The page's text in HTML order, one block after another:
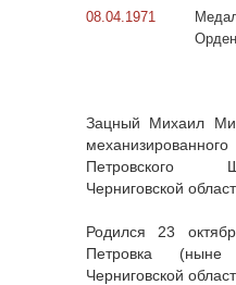
08.04.1971
Зацный Михаил
Петровского
Черниговской
Родился 23
Петровка (ныне
Черниговской